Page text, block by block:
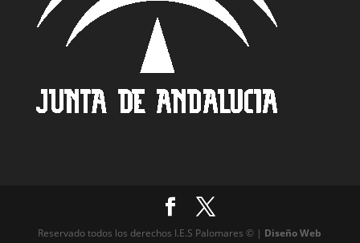
Reservado todos los derechos I.E.S Palomares © | Diseño Web